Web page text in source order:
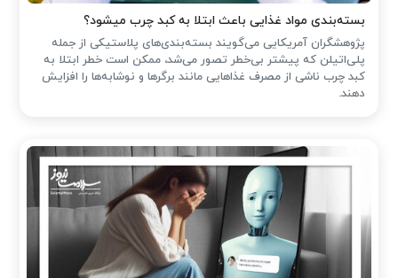
بسته‌بندی مواد غذایی باعث ابتلا به کبد چرب میشود؟
پژوهشگران آمریکایی می‌گویند بسته‌بندی‌های پلاستیکی از جمله
پلی‌اتیلن که پیشتر بی‌خطر تصور می‌شد، ممکن است خطر ابتلا به
کبد چرب ناشی از مصرف غذاهایی مانند برگرها و نوشابه‌ها را افزایش
دهند.